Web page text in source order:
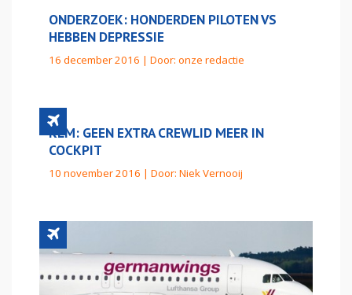
ONDERZOEK: HONDERDEN PILOTEN VS
HEBBEN DEPRESSIE
16 december 2016 | Door: onze redactie
KLM: GEEN EXTRA CREWLID MEER IN
COCKPIT
10 november 2016 | Door: Niek Vernooij